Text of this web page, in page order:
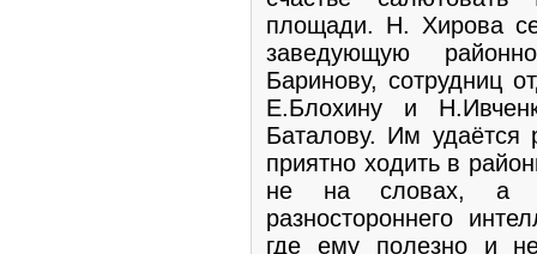
площади. Н. Хирова
заведующую
Баринову, сотрудниц
Е.Блохину и
Баталову. Им удаётся
приятно ходить в
не на словах, а
разностороннего
где ему полезно и